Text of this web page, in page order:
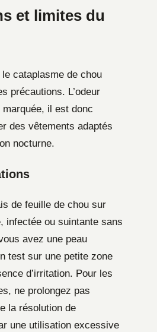
et limites du
cataplasme de chou
précautions. L’odeur
il est donc
des vêtements adaptés
nocturne.
de feuille de chou sur
infectée ou suintante sans
avez une peau
test sur une petite zone
d’irritation. Pour les
ne prolongez pas
la résolution de
une utilisation excessive